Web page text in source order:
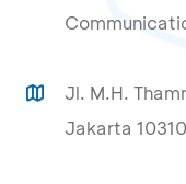
Jl. M.H.
Jakarta 10310